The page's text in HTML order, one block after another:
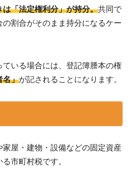
は「法定権利分」が持分。共同で
割合がそのまま持分になるケー
いる場合には、登記簿謄本の権
名」が記されることになります。
家屋・建物・設備などの固定資産
市町村税です。